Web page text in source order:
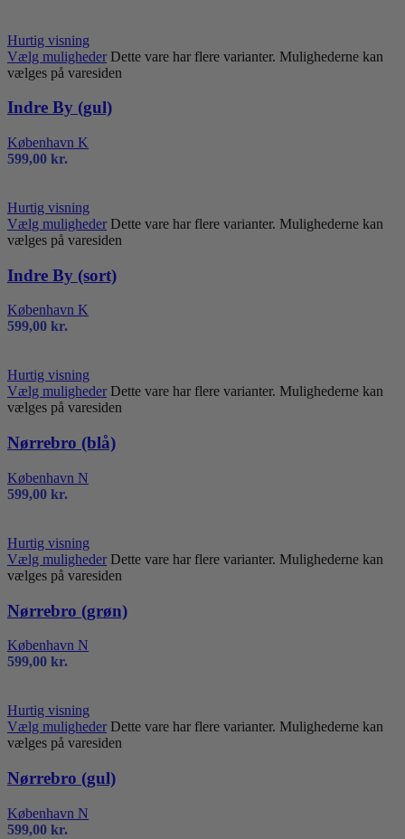
Hurtig visning
Vælg muligheder Dette vare har flere varianter. Mulighederne kan
vælges på varesiden
Indre By (gul)
København K
599,00 kr.
Hurtig visning
Vælg muligheder Dette vare har flere varianter. Mulighederne kan
vælges på varesiden
Indre By (sort)
København K
599,00 kr.
Hurtig visning
Vælg muligheder Dette vare har flere varianter. Mulighederne kan
vælges på varesiden
Nørrebro (blå)
København N
599,00 kr.
Hurtig visning
Vælg muligheder Dette vare har flere varianter. Mulighederne kan
vælges på varesiden
Nørrebro (grøn)
København N
599,00 kr.
Hurtig visning
Vælg muligheder Dette vare har flere varianter. Mulighederne kan
vælges på varesiden
Nørrebro (gul)
København N
599,00 kr.